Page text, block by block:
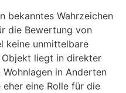
bekanntes Wahrzeichen
die Bewertung von
keine unmittelbare
Objekt liegt in direkter
Wohnlagen in Anderten
eine Rolle für die